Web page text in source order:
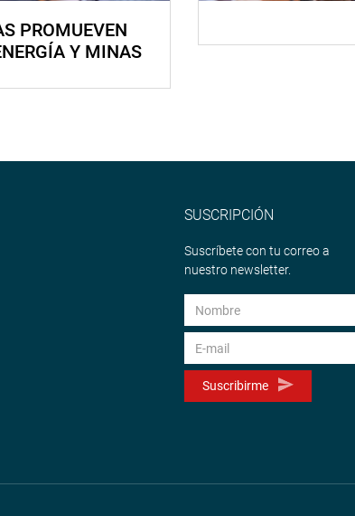
PROMUEVEN
Y MINAS
SUSCRIPCIÓN
Suscríbete con tu correo a
nuestro newsletter.
Suscribirme